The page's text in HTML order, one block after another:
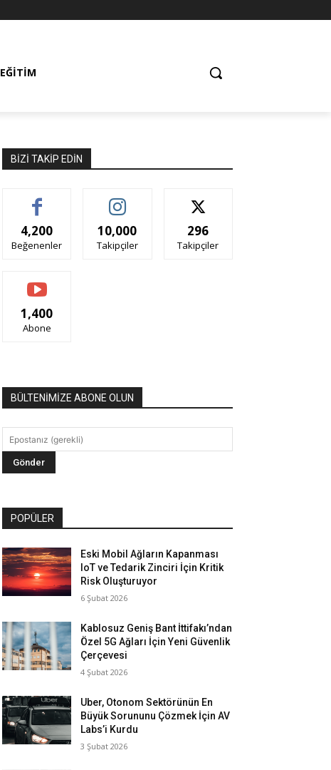
EĞITIM
BIZI TAKIP EDIN
4,200
Beğenenler
10,000
Takipçiler
296
Takipçiler
1,400
Abone
BÜLTENİMİZE ABONE OLUN
POPÜLER
Eski Mobil Ağların Kapanması
IoT ve Tedarik Zinciri İçin Kritik
Risk Oluşturuyor
6 Şubat 2026
Kablosuz Geniş Bant İttifakı’ndan
Özel 5G Ağları İçin Yeni Güvenlik
Çerçevesi
4 Şubat 2026
Uber, Otonom Sektörünün En
Büyük Sorununu Çözmek İçin AV
Labs’i Kurdu
3 Şubat 2026